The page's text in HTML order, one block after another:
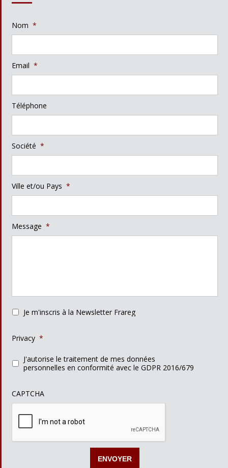
Nom *
Email *
Téléphone
Société *
Ville et/ou Pays *
Message *
Je m'inscris à la Newsletter Frareg
Privacy *
J'autorise le traitement de mes données
personnelles en conformité avec le GDPR 2016/679
CAPTCHA